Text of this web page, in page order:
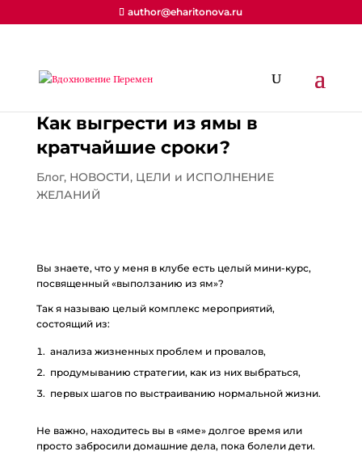
author@eharitonova.ru
Как выгрести из ямы в
кратчайшие сроки?
Блог, НОВОСТИ, ЦЕЛИ и ИСПОЛНЕНИЕ
ЖЕЛАНИЙ
Вы знаете, что у меня в клубе есть целый мини-курс,
посвященный «выползанию из ям»?
Так я называю целый комплекс мероприятий,
состоящий из:
анализа жизненных проблем и провалов,
продумыванию стратегии, как из них выбраться,
первых шагов по выстраиванию нормальной жизни.
Не важно, находитесь вы в «яме» долгое время или
просто забросили домашние дела, пока болели дети.